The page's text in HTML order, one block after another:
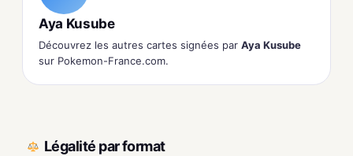
Aya Kusube
Découvrez les autres cartes signées par Aya Kusube
sur Pokemon-France.com.
Légalité par format